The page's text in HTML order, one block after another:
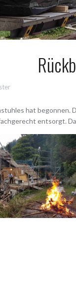
hat begonnen.
entsorgt.